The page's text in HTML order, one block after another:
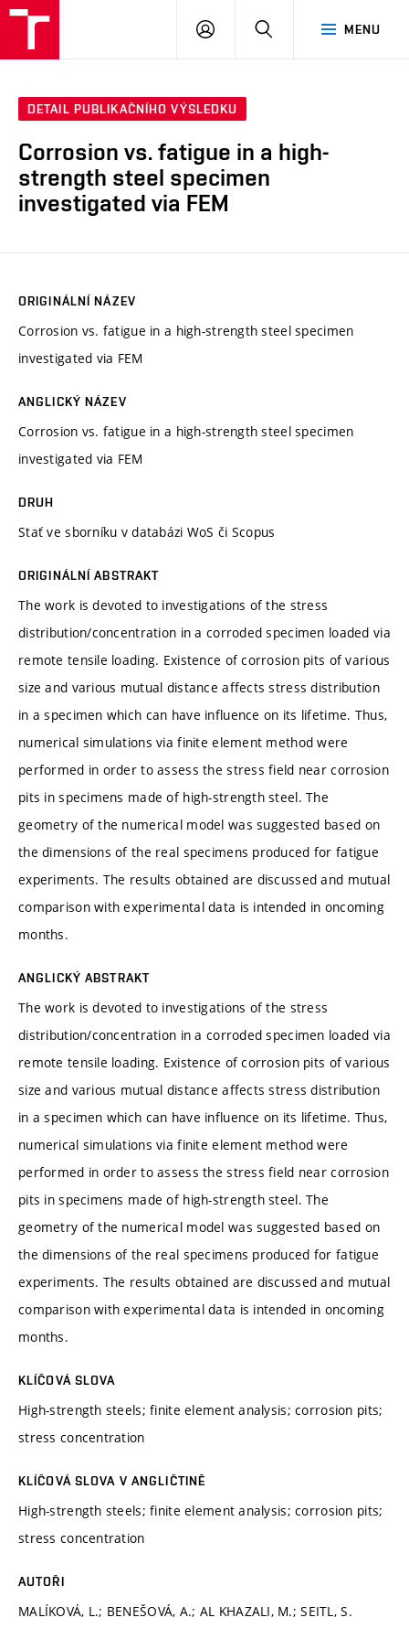
MENU
PŘIHLÁSIT
DETAIL PUBLIKAČNÍHO VÝSLEDKU
Corrosion vs. fatigue in a high-
strength steel specimen
investigated via FEM
ORIGINÁLNÍ NÁZEV
Corrosion vs. fatigue in a high-strength steel specimen
investigated via FEM
ANGLICKÝ NÁZEV
Corrosion vs. fatigue in a high-strength steel specimen
investigated via FEM
DRUH
Stať ve sborníku v databázi WoS či Scopus
ORIGINÁLNÍ ABSTRAKT
The work is devoted to investigations of the stress
distribution/concentration in a corroded specimen loaded via
remote tensile loading. Existence of corrosion pits of various
size and various mutual distance affects stress distribution
in a specimen which can have influence on its lifetime. Thus,
numerical simulations via finite element method were
performed in order to assess the stress field near corrosion
pits in specimens made of high-strength steel. The
geometry of the numerical model was suggested based on
the dimensions of the real specimens produced for fatigue
experiments. The results obtained are discussed and mutual
comparison with experimental data is intended in oncoming
months.
ANGLICKÝ ABSTRAKT
The work is devoted to investigations of the stress
distribution/concentration in a corroded specimen loaded via
remote tensile loading. Existence of corrosion pits of various
size and various mutual distance affects stress distribution
in a specimen which can have influence on its lifetime. Thus,
numerical simulations via finite element method were
performed in order to assess the stress field near corrosion
pits in specimens made of high-strength steel. The
geometry of the numerical model was suggested based on
the dimensions of the real specimens produced for fatigue
experiments. The results obtained are discussed and mutual
comparison with experimental data is intended in oncoming
months.
KLÍČOVÁ SLOVA
High-strength steels; finite element analysis; corrosion pits;
stress concentration
KLÍČOVÁ SLOVA V ANGLIČTINĚ
High-strength steels; finite element analysis; corrosion pits;
stress concentration
AUTOŘI
MALÍKOVÁ, L.; BENEŠOVÁ, A.; AL KHAZALI, M.; SEITL, S.